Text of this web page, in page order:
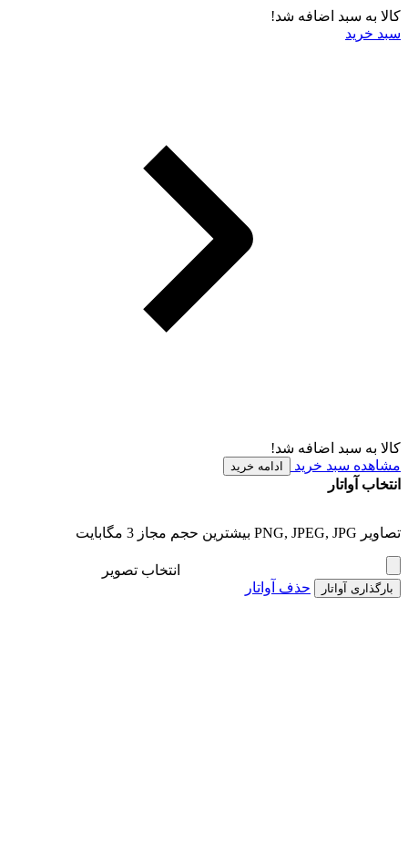
کالا به سبد اضافه شد!
سبد خرید
کالا به سبد اضافه شد!
مشاهده سبد خرید
ادامه خرید
انتخاب آواتار
تصاویر PNG, JPEG, JPG بیشترین حجم مجاز 3 مگابایت
انتخاب تصویر
بارگذاری آواتار حذف آواتار